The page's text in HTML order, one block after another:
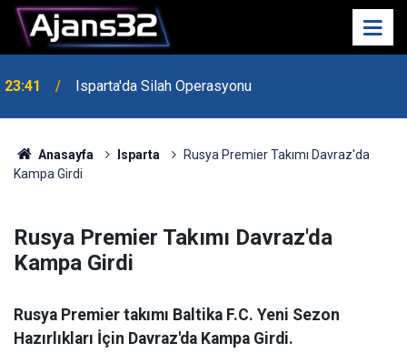
23:41
Isparta'da Silah Operasyonu
Anasayfa Isparta
Rusya Premier Takımı Davraz'da
Kampa Girdi
Rusya Premier Takımı Davraz'da
Kampa Girdi
Rusya Premier takımı Baltika F.C. Yeni Sezon
Hazırlıkları İçin Davraz'da Kampa Girdi.